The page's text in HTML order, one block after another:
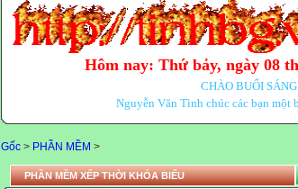
Hôm nay: Thứ bảy, ngày 08
CHÀO BUỔI
Nguyễn Văn Tình chúc các bạn một
Gốc > PHẦN MỀM >
PHẦN MỀM XẾP THỜI KHÓA BIỂU